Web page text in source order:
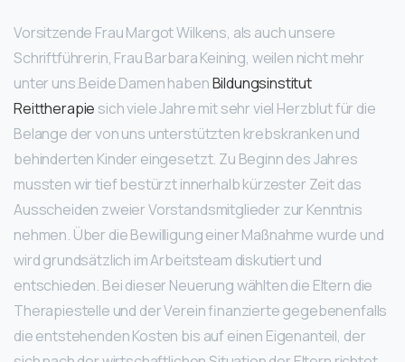
Vorsitzende Frau Margot Wilkens, als auch unsere
Schriftführerin, Frau Barbara Keining, weilen nicht mehr
unter uns.Beide Damen habenBildungsinstitut
Reittherapie sich viele Jahre mit sehr viel Herzblut für die
Belange der von uns unterstützten krebskranken und
behinderten Kinder eingesetzt. Zu Beginn des Jahres
mussten wir tief bestürzt innerhalb kürzester Zeit das
Ausscheiden zweier Vorstandsmitglieder zur Kenntnis
nehmen. Über die Bewilligung einer Maßnahme wurde und
wird grundsätzlich im Arbeitsteam diskutiert und
entschieden. Bei dieser Neuerung wählten die Eltern die
Therapiestelle und der Verein finanzierte gegebenenfalls
die entstehenden Kosten bis auf einen Eigenanteil, der